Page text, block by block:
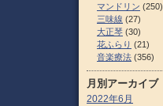
マンドリン (250)
三味線 (27)
大正琴 (30)
花ふらり (21)
音楽療法 (356)
月別アーカイブ
2022年6月